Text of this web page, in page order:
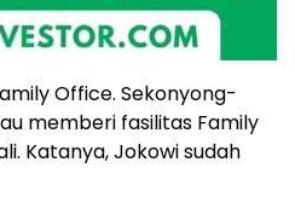
Office. Sekonyong-
memberi fasilitas Family
Katanya, Jokowi sudah